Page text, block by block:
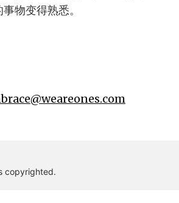
物变得熟悉。
copyrighted.